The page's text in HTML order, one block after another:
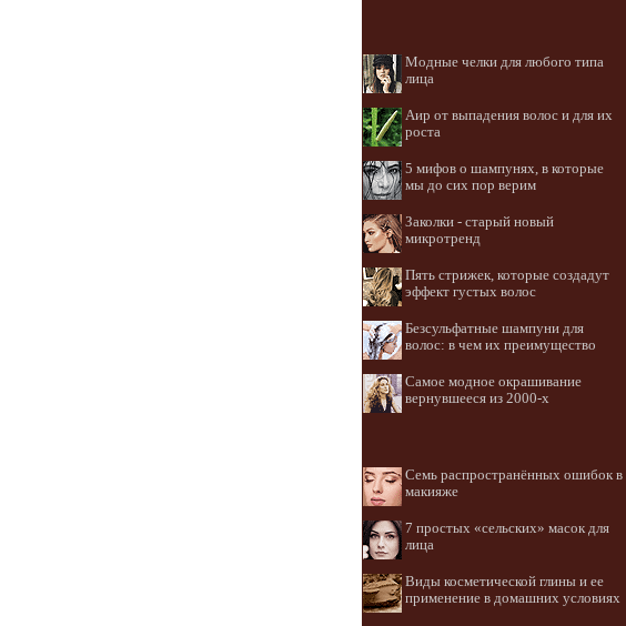
Модные челки для любого типа
лица
Аир от выпадения волос и для их
роста
5 мифов о шампунях, в которые
мы до сих пор верим
Заколки - старый новый
микротренд
Пять стрижек, которые создадут
эффект густых волос
Безсульфатные шампуни для
волос: в чем их преимущество
Самое модное окрашивание
вернувшееся из 2000-х
Семь распространённых ошибок в
макияже
7 простых «сельских» масок для
лица
Виды косметической глины и ее
применение в домашних условиях